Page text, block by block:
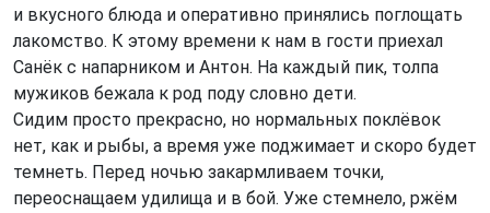
и вкусного блюда и оперативно принялись поглощать
лакомство. К этому времени к нам в гости приехал
Санёк с напарником и Антон. На каждый пик, толпа
мужиков бежала к род поду словно дети.
Сидим просто прекрасно, но нормальных поклёвок
нет, как и рыбы, а время уже поджимает и скоро будет
темнеть. Перед ночью закармливаем точки,
переоснащаем удилища и в бой. Уже стемнело, ржём